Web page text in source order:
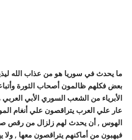
ما يحدث في سوريا هو من عذاب الله
بعض فكلهم ظالمون أصحاب الثورة
الأبرياء من الشعب السوري الأبي
عار علي العرب يتراقصون علي أنغام
الهوس , أن يحدث لهم زلزال من رقص
فيهبون من أماكنهم يتراقصون معها ,